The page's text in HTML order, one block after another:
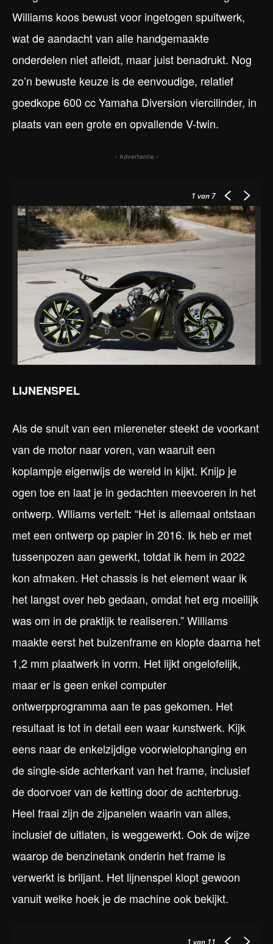
Williams koos bewust voor ingetogen spuitwerk,
wat de aandacht van alle handgemaakte
onderdelen niet afleidt, maar juist benadrukt. Nog
zo’n bewuste keuze is de eenvoudige, relatief
goedkope 600 cc Yamaha Diversion viercilinder, in
plaats van een grote en opvallende V-twin.
- Advertentie -
1 van 7
LIJNENSPEL
Als de snuit van een miereneter steekt de voorkant
van de motor naar voren, van waaruit een
koplampje eigenwijs de wereld in kijkt. Knijp je
ogen toe en laat je in gedachten meevoeren in het
ontwerp. Wlliams vertelt: “Het is allemaal ontstaan
met een ontwerp op papier in 2016. Ik heb er met
tussenpozen aan gewerkt, totdat ik hem in 2022
kon afmaken. Het chassis is het element waar ik
het langst over heb gedaan, omdat het erg moeilijk
was om in de praktijk te realiseren.” Williams
maakte eerst het buizenframe en klopte daarna het
1,2 mm plaatwerk in vorm. Het lijkt ongelofelijk,
maar er is geen enkel computer
ontwerpprogramma aan te pas gekomen. Het
resultaat is tot in detail een waar kunstwerk. Kijk
eens naar de enkelzijdige voorwielophanging en
de single-side achterkant van het frame, inclusief
de doorvoer van de ketting door de achterbrug.
Heel fraai zijn de zijpanelen waarin van alles,
inclusief de uitlaten, is weggewerkt. Ook de wijze
waarop de benzinetank onderin het frame is
verwerkt is briljant. Het lijnenspel klopt gewoon
vanuit welke hoek je de machine ook bekijkt.
1 van 11